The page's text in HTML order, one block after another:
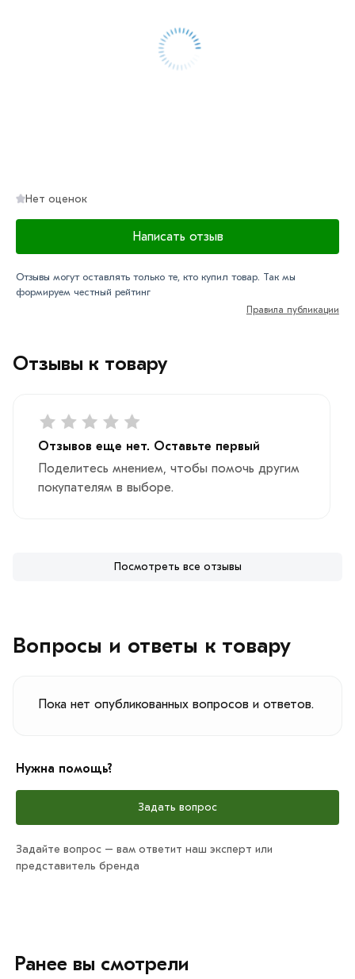
контактам указанным на сайте.
Условия доставки и цены на товар Электроды Monolith
Данний товар от производителя сертифицирован,
соответствует всем стандартам качества. Возврат
купленного товарa в течение 7 дней (наличие чека
обязательно).
Отзывы к товару
Отзывов еще нет. Оставьте первый
Поделитесь мнением, чтобы помочь другим
покупателям в выборе.
Посмотреть все отзывы
Нет оценок
Написать отзыв
Отзывы могут оставлять только те, кто купил товар. Так мы
формируем честный рейтинг
Правила публикации
Вопросы и ответы к товару
Пока нет опубликованных вопросов и ответов.
Нужна помощь?
Задать вопрос
Задайте вопрос – вам ответит наш эксперт или
представитель бренда
Ранее вы смотрели